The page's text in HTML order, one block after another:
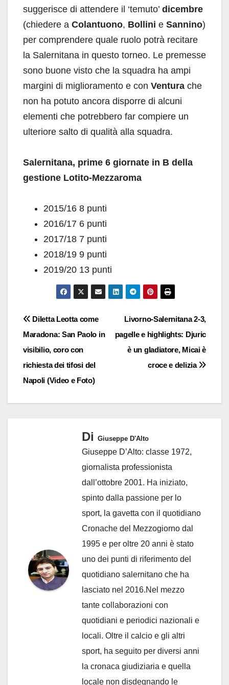
suggerisce di attendere il ‘temuto’ dicembre
(chiedere a Colantuono, Bollini e Sannino)
per comprendere quale ruolo potrà recitare
la Salernitana in questo torneo. Le premesse
sono buone visto che la squadra ha ampi
margini di miglioramento e con Ventura che
non ha potuto ancora disporre di alcuni
elementi che potrebbero far compiere un
ulteriore salto di qualità alla squadra.
Salernitana, prime 6 giornate in B della
gestione Lotito-Mezzaroma
2015/16 8 punti
2016/17 6 punti
2017/18 7 punti
2018/19 9 punti
2019/20 13 punti
Navigazione
articoli
Livorno-Salernitana 2-3,
pagelle e highlights: Djuric
è un gladiatore, Micai è
croce e delizia
Diletta Leotta come
Maradona: San Paolo in
visibilio, coro con
richiesta dei tifosi del
Napoli (Video e Foto)
Di Giuseppe D'Alto
Giuseppe D’Alto: classe 1972,
giornalista professionista
dall’ottobre 2001. Ha iniziato,
spinto dalla passione per lo
sport, la gavetta con il quotidiano
Cronache del Mezzogiorno dal
1995 e per oltre 20 anni è stato
uno dei punti di riferimento del
quotidiano salernitano che ha
lasciato nel 2016.Nel mezzo
tante collaborazioni con
quotidiani e periodici nazionali e
locali. Oltre il calcio e gli altri
sport, ha seguito per diversi anni
la cronaca giudiziaria e quella
locale non disdegnando le